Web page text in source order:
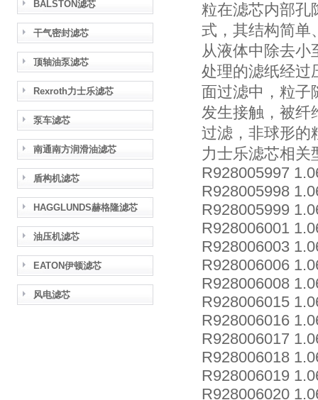
BALSTON滤芯
干气密封滤芯
顶轴油泵滤芯
Rexroth力士乐滤芯
泵车滤芯
南通南方润滑油滤芯
盾构机滤芯
HAGGLUNDS赫格隆滤芯
油压机滤芯
EATON伊顿滤芯
风电滤芯
粒在滤芯内部孔
式，其结构简单
从液体中除去小
处理的滤纸经过
面过滤中，粒子
发生接触，被纤
过滤，非球形的
力士乐滤芯相关
R928005997
R928005998
R928005999
R928006001
R928006003
R928006006
R928006008
R928006015
R928006016
R928006017
R928006018
R928006019
R928006020